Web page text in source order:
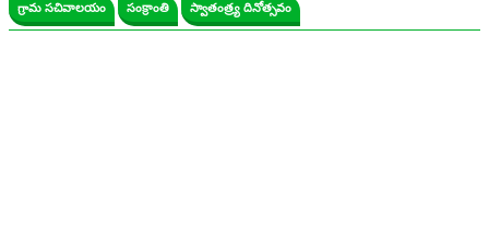
గ్రామ సచివాలయం సంక్రాంతి స్వాతంత్ర్య దినోత్సవం